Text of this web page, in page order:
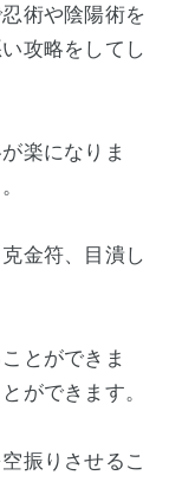
術や陰陽術を
攻略をしてし
楽になりま
金符、目潰し
とができま
ができます。
振りさせるこ